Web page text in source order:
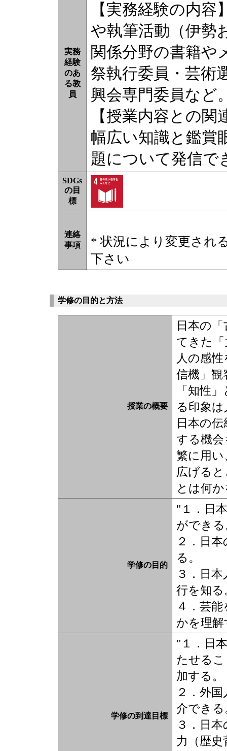
実務
経験
のあ
る教
員
【実務経験の内
や執筆活動（伊勢
関係分野の書籍や
祭執行委員・芸術
興会専門委員など
【授業内容との
幅広い知識と鑑賞
題について発信で
SDGs
の目
標
連絡
事項
* 状況により変更され
下さい
学修の目的と方法
授業の概要
日本の
てきた
人の感
信機」観
「知性
る印象
日本の
する機
繁に用
広げる
とは何
学修の目的
"１．日
ができ
２．日
る。
３．日
行を知る
４．芸
かを理
学修の到達目標
"１．日
たせる
加する。
２．外
介できる
３．日
力（歴